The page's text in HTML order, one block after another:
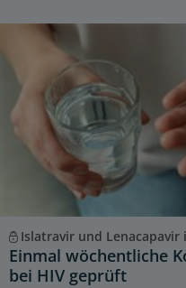
Islatravir und Lenacapavir
Einmal wöchentliche
bei HIV geprüft